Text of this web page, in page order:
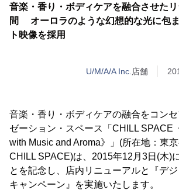
音楽・香り・ボディケアを融合させた
間 オーロラのような幻想的な光に包
ト映像を採用
U/M/A/A Inc. 店舗
音楽・香り・ボディケアの融合をコン
ゼーション・スペース「CHILL SPACE
with Music and Aroma》」(所在地：東
CHILL SPACE)は、2015年12月3日(木)
とを記念し、店内リニューアルと『デ
キャンペーン』を実施いたします。